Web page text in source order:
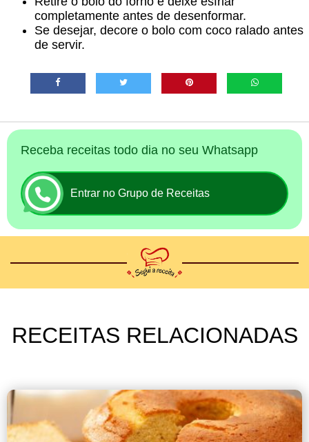
completamente antes de desenformar.
Se desejar, decore o bolo com coco ralado antes
de servir.
Receba receitas todo dia no seu Whatsapp
Entrar no Grupo de Receitas
RECEITAS RELACIONADAS